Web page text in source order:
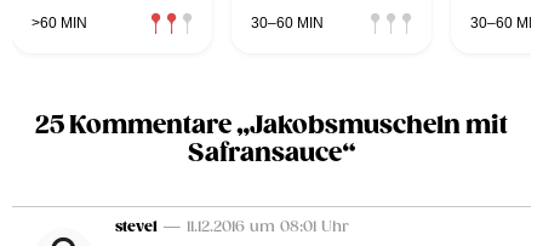
>60 MIN 30–60 MIN 30–60 MIN
25 Kommentare „Jakobsmuscheln mit
Safransauce“
stevel — 11.12.2016 um 08:01 Uhr